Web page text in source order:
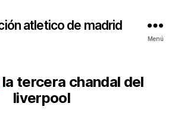
atletico de madrid
Menú
la tercera chandal del
liverpool